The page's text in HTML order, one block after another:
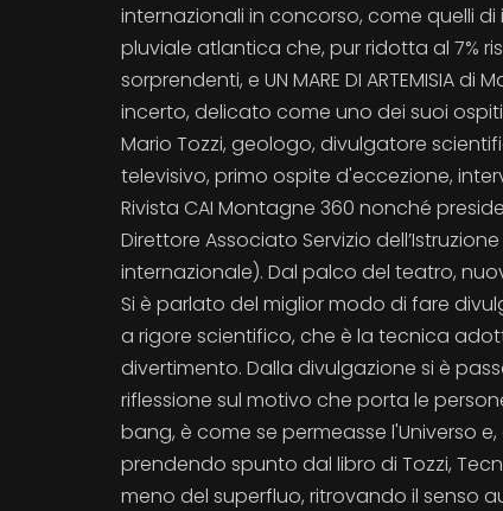
internazionali in concorso, come quelli di
pluviale atlantica che, pur ridotta al 7%
sorprendenti, e UN MARE DI ARTEMISIA
incerto, delicato come uno dei suoi
Mario Tozzi, geologo, divulgatore
televisivo, primo ospite d'eccezione,
Rivista CAI Montagne 360 nonché
Direttore Associato Servizio
internazionale). Dal palco del teatro,
Si è parlato del miglior modo di fare
a rigore scientifico, che è la tecnica
divertimento. Dalla divulgazione si è
riflessione sul motivo che porta le
bang, è come se permeasse l'Universo
prendendo spunto dal libro di Tozzi,
meno del superfluo, ritrovando il senso